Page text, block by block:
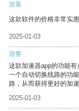
游客
这款软件的价格非常实
2025-01-03
游客
这款加速器app的功能
一个自动切换线路的功
路，从而获得更好的加速
2025-01-03